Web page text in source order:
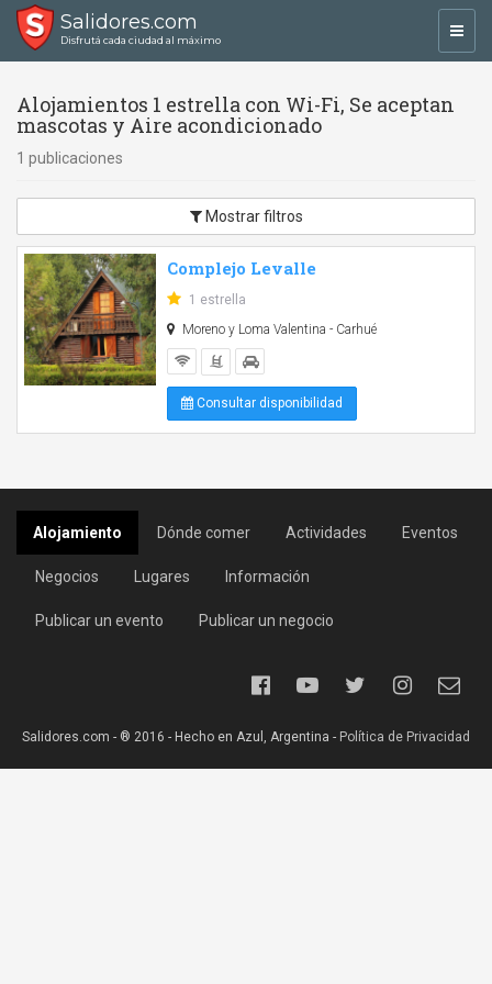
Salidores.com
Disfrutá cada ciudad al máximo
Alojamientos 1 estrella con Wi-Fi, Se aceptan
mascotas y Aire acondicionado
1 publicaciones
Mostrar filtros
Complejo Levalle
1 estrella
Moreno y Loma Valentina - Carhué
Consultar disponibilidad
Alojamiento Dónde comer Actividades Eventos
Negocios Lugares Información
Publicar un evento Publicar un negocio
Salidores.com - ® 2016 - Hecho en Azul, Argentina - Política de Privacidad